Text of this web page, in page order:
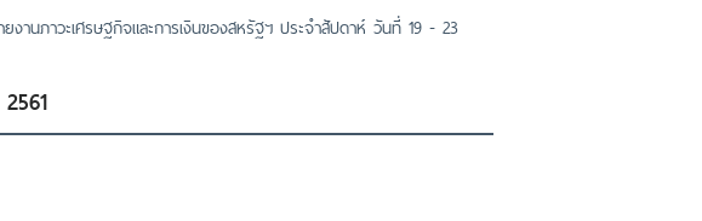
ยงานภาวะเศรษฐกิจและการเงินของสหรัฐฯ ประจำสัปดาห์ วันที่ 19 - 23